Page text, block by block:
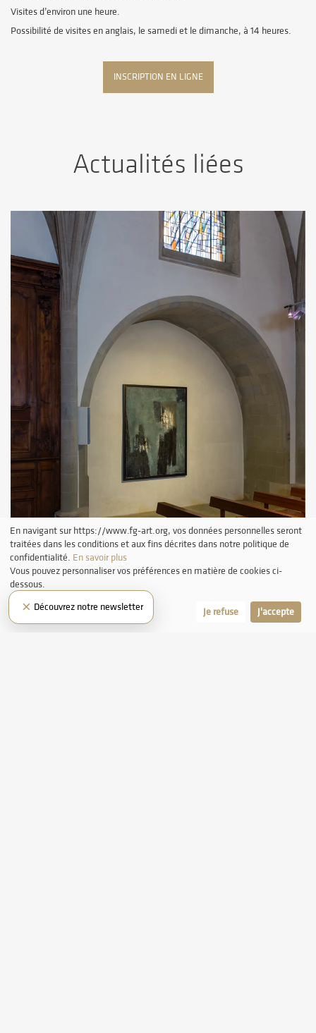
Visites d’environ une heure.
Possibilité de visites en anglais, le samedi et le dimanche, à 14 heures.
INSCRIPTION EN LIGNE
Actualités liées
× Découvrez notre newsletter
En navigant sur https://www.fg-art.org, vos données personnelles seront
traitées dans les conditions et aux fins décrites dans notre politique de
confidentialité. En savoir plus
Vous pouvez personnaliser vos préférences en matière de cookies ci-
dessous.
Laissez-moi choisir Je refuse J'accepte